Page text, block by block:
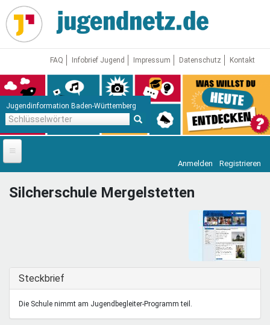
Direkt
zum
Inhalt
FAQ Infobrief Jugend Impressum Datenschutz Kontakt
Jugendinformation Baden-Württemberg
Startseite
News
Mentoren & Projekte
Schule & Beruf
Anmelden Registrieren
Silcherschule Mergelstetten
Ausblenden
Steckbrief
Die Schule nimmt am Jugendbegleiter-Programm teil.